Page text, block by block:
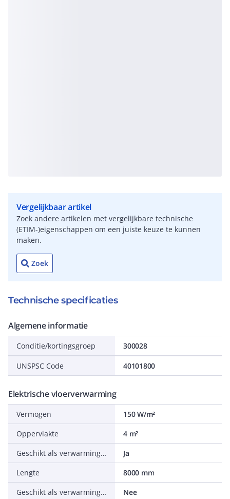
Vergelijkbaar artikel
Zoek andere artikelen met vergelijkbare technische
(ETIM-)eigenschappen om een juiste keuze te kunnen
maken.
Zoek
Technische specificaties
Algemene informatie
Conditie/kortingsgroep 300028
UNSPSC Code 40101800
Elektrische vloerverwarming
Vermogen
150 W/m²
Oppervlakte
4 m²
Geschikt als verwarming voor buitenoppervlakken
Ja
Lengte
8000 mm
Geschikt als verwarming voor dakoppervlakken
Nee